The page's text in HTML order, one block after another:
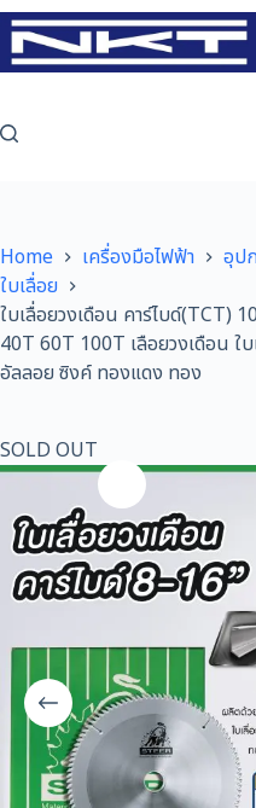
Skip
to
content
Home เครื่องมือไฟฟ้า
อุป
ใบเลื่อย
ใบเลื่อยวงเดือน คาร์ไบด์(TCT)
40T 60T 100T เลือยวงเดือน ใ
อัลลอย ซิงค์ ทองแดง ทอง
SOLD OUT